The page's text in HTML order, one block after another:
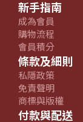
新手指南
成為會員
購物流程
會員積分
條款及細則
私隱政策
免責聲明
商標與版權
付款與配送